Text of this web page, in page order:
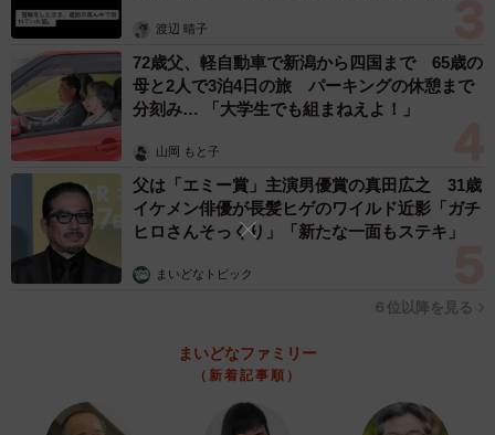
そんな中、17年ごろからランチとしてハンバーグを提供
するようなってから店の名前は徐々に浸透していく。やが
てJR福島駅近くにある関西将棋会館から棋士が足を伸ばす
ようになった。
ランチメニューはプレミアムハンバーグ（1100円）の
み。店主の内山田さんによると特徴は「和牛を使用し、粗
挽きと細挽きを程よくミックスさせ、（一般的よりも）10
倍近くこねる。そうすると粘りが出て、うまみを閉じ込め
ることができる。これをプレーン、テリヤキソース、玉ね
ぎのシャリアビンソースで召し上がっていただきます。ど
れもお勧めです」とのことだった。
渡辺 晴子
72歳父、軽自動車で新潟から四国まで 65歳の
母と2人で3泊4日の旅 パーキングの休憩まで
分刻み… 「大学生でも組まねえよ！」
山岡 もと子
父は「エミー賞」主演男優賞の真田広之 31歳
イケメン俳優が長髪ヒゲのワイルド近影「ガチ
ヒロさんそっくり」「新たな一面もステキ」
まいどなトピック
６位以降を見る
まいどなファミリー
（新着記事順）